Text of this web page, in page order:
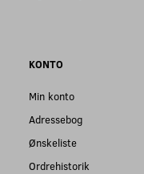
KONTO
Min konto
Adressebog
Ønskeliste
Ordrehistorik